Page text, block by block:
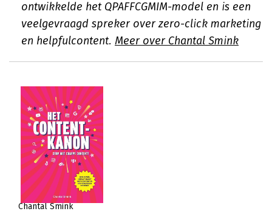
ontwikkelde het QPAFFCGMIM-model en is een
veelgevraagd spreker over zero-click marketing
en helpfulcontent. Meer over Chantal Smink
Chantal Smink